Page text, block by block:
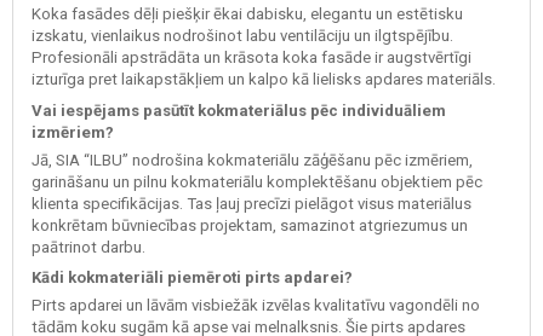
Koka fasādes dēļi piešķir ēkai dabisku, elegantu un estētisku
izskatu, vienlaikus nodrošinot labu ventilāciju un ilgtspējību.
Profesionāli apstrādāta un krāsota koka fasāde ir augstvērtīgi
izturīga pret laikapstākļiem un kalpo kā lielisks apdares materiāls.
Vai iespējams pasūtīt kokmateriālus pēc individuāliem
izmēriem?
Jā, SIA “ILBU” nodrošina kokmateriālu zāģēšanu pēc izmēriem,
garināšanu un pilnu kokmateriālu komplektēšanu objektiem pēc
klienta specifikācijas. Tas ļauj precīzi pielāgot visus materiālus
konkrētam būvniecības projektam, samazinot atgriezumus un
paātrinot darbu.
Kādi kokmateriāli piemēroti pirts apdarei?
Pirts apdarei un lāvām visbiežāk izvēlas kvalitatīvu vagondēli no
tādām koku sugām kā apse vai melnalksnis. Šie pirts apdares